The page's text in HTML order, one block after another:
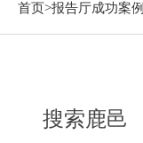
首页>报告厅成功案例
搜索鹿邑